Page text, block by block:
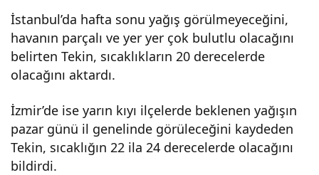
İstanbul’da hafta sonu yağış görülmeyeceğini,
havanın parçalı ve yer yer çok bulutlu olacağını
belirten Tekin, sıcaklıkların 20 derecelerde
olacağını aktardı.
İzmir’de ise yarın kıyı ilçelerde beklenen yağışın
pazar günü il genelinde görüleceğini kaydeden
Tekin, sıcaklığın 22 ila 24 derecelerde olacağını
bildirdi.